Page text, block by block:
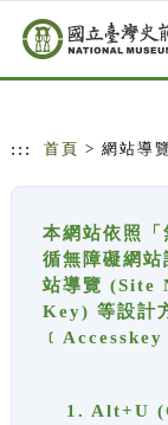
跳到主要內容
網站導覽
::: 首頁 > 網站導
本網站依照
循無障礙網
站導覽 (Site
Key) 等設計
﹝Accesskey
1. Alt+U